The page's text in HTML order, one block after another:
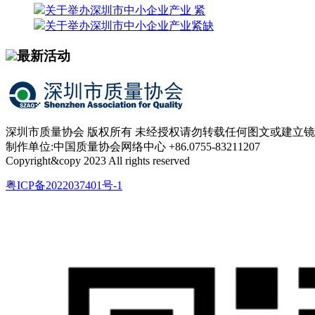
关于举办深圳市中小企业产业 紧
关于举办深圳市中小企业产业紧缺
最新活动
深圳市质量协会 版权所有 未经授权请勿转载任何图文或建立
制作单位:中国质量协会网络中心 +86.0755-83211207
Copyright&copy 2023 All rights reserved
粤ICP备2022037401号-1